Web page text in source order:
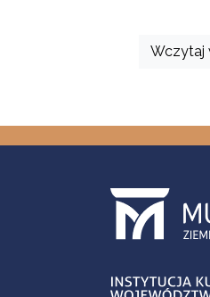
Wczytaj